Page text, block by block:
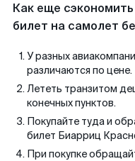
Как еще
билет на самолет
У разных
различаются по цене.
Лететь транзитом
конечных пунктов.
Покупайте туда и
билет Биарриц
При покупке